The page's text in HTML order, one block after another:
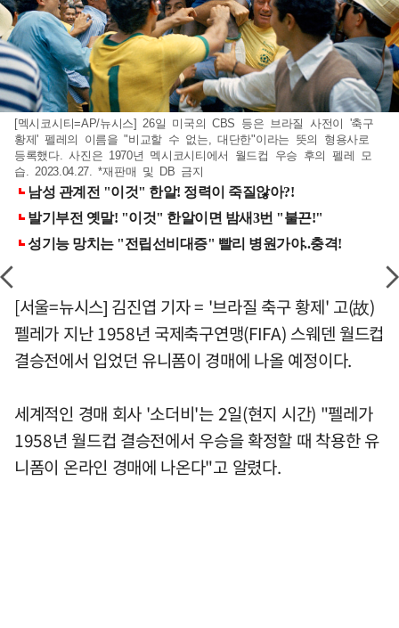
[멕시코시티=AP/뉴시스] 26일 미국의 CBS 등은 브라질 사전이 '축구
황제' 펠레의 이름을 "비교할 수 없는, 대단한"이라는 뜻의 형용사로
등록했다. 사진은 1970년 멕시코시티에서 월드컵 우승 후의 펠레 모
습. 2023.04.27. *재판매 및 DB 금지
[서울=뉴시스] 김진엽 기자 = '브라질 축구 황제' 고(故)
펠레가 지난 1958년 국제축구연맹(FIFA) 스웨덴 월드컵
결승전에서 입었던 유니폼이 경매에 나올 예정이다.
세계적인 경매 회사 '소더비'는 2일(현지 시간) "펠레가
1958년 월드컵 결승전에서 우승을 확정할 때 착용한 유
니폼이 온라인 경매에 나온다"고 알렸다.